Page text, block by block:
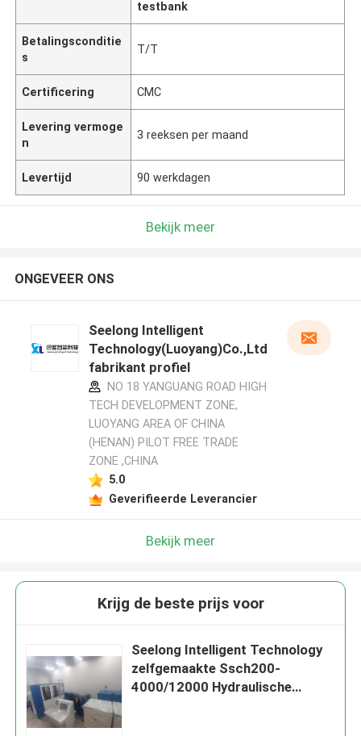
testbank
Betalingsconditie
s
T/T
Certificering CMC
Levering vermoge
n
3 reeksen per maand
Levertijd 90 werkdagen
Bekijk meer
ONGEVEER ONS
Seelong Intelligent
Technology(Luoyang)Co.,Ltd
fabrikant profiel
NO 18 YANGUANG ROAD HIGH
TECH DEVELOPMENT ZONE,
LUOYANG AREA OF CHINA
(HENAN) PILOT FREE TRADE
ZONE ,CHINA
5.0
Geverifieerde Leverancier
Bekijk meer
Krijg de beste prijs voor
Seelong Intelligent Technology
zelfgemaakte Ssch200-
4000/12000 Hydraulische